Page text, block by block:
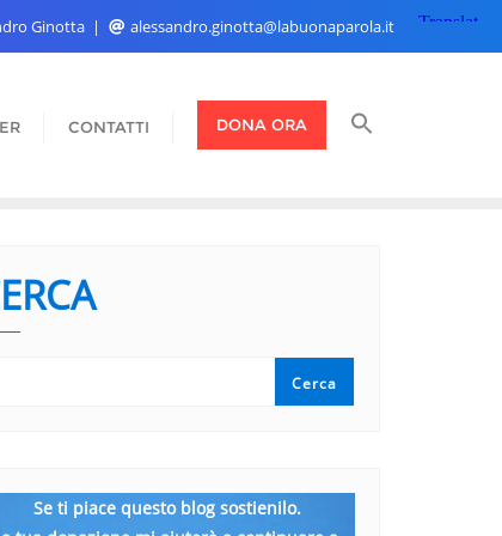
Ginotta alessandro.ginotta@labuonaparola.it
CONTATTI DONA ORA
Cerca
Se ti piace questo blog sostienilo.